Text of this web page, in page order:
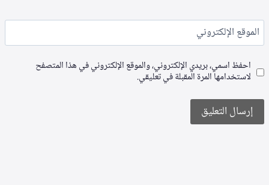
الموقع الإلكتروني
احفظ اسمي، بريدي الإلكتروني، والموقع الإلكتروني في هذا المتصفح
لاستخدامها المرة المقبلة في تعليقي.